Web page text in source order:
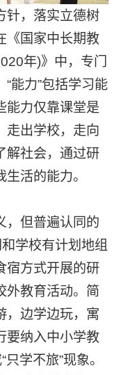
针，落实立德树
《国家中长期教
年)》中，专门
能力”包括学习能
能力仅靠课堂是
走出学校，走向
解社会，通过研
活的能力。
，但普遍认同的
学校有计划地组
宿方式开展的研
外教育活动。简
，边学边玩，寓
要纳入中小学教
学不旅”现象。